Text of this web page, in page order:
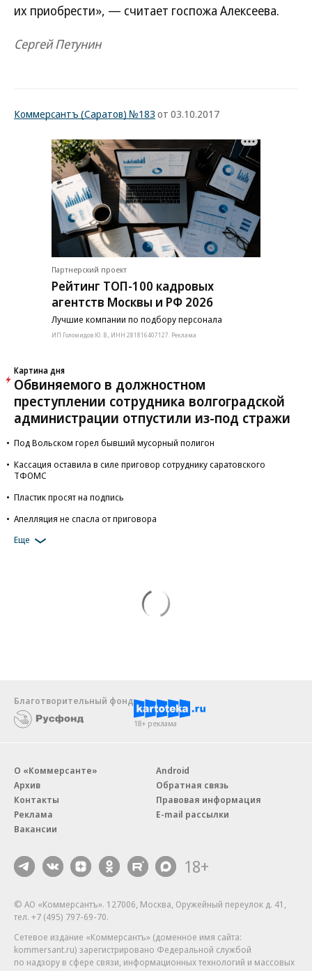
их приобрести», — считает госпожа Алексеева.
Сергей Петунин
Коммерсантъ (Саратов) №183 от 03.10.2017
Партнерский проект
Рейтинг ТОП-100 кадровых
агентств Москвы и РФ 2026
Лучшие компании по подбору персонала
ИП Голомидов Ю. В., ИНН 281816407127. Реклама
Картина дня
Обвиняемого в должностном
преступлении сотрудника волгоградской
администрации отпустили из-под стражи
Под Вольском горел бывший мусорный полигон
Кассация оставила в силе приговор сотруднику саратовского
ТФОМС
Пластик просят на подпись
Апелляция не спасла от приговора
Еще
Благотворительный фонд
18+ реклама
О «Коммерсанте»
Архив
Контакты
Реклама
Вакансии
Android
Обратная связь
Правовая информация
E-mail рассылки
18+
© АО «Коммерсантъ». 127006, Москва, Оружейный переулок д. 41,
тел. +7 (495) 797-69-70.
Сетевое издание «Коммерсантъ» (доменное имя сайта:
kommersant.ru) зарегистрировано Федеральной службой
по надзору в сфере связи, информационных технологий и массовых